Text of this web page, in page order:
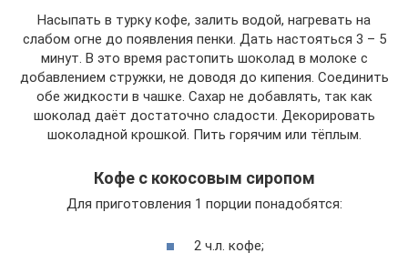
Насыпать в турку кофе, залить водой, нагревать на
слабом огне до появления пенки. Дать настояться 3 – 5
минут. В это время растопить шоколад в молоке с
добавлением стружки, не доводя до кипения. Соединить
обе жидкости в чашке. Сахар не добавлять, так как
шоколад даёт достаточно сладости. Декорировать
шоколадной крошкой. Пить горячим или тёплым.
Кофе с кокосовым сиропом
Для приготовления 1 порции понадобятся:
2 ч.л. кофе;